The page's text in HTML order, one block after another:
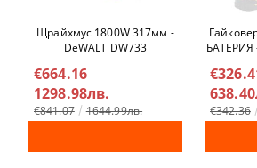
Щрайхмус 1800W 317мм -
DeWALT DW733
€664.16
1298.98лв.
€841.07 1644.99лв.
БАТЕРИЯ
€342.36